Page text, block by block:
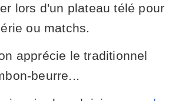
lors d'un plateau télé pour
ou matchs.
apprécie le traditionnel
beurre...